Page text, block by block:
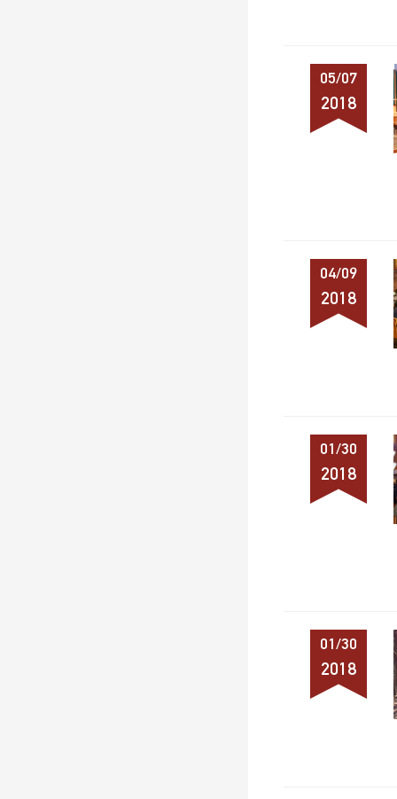
05/07
2018
04/09
2018
01/30
2018
01/30
2018